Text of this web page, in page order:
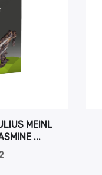
MEINL
...